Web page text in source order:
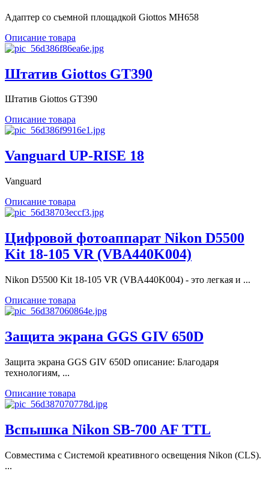
Адаптер со съемной площадкой Giottos MH658
Описание товара
Штатив Giottos GT390
Штатив Giottos GT390
Описание товара
Vanguard UP-RISE 18
Vanguard
Описание товара
Цифровой фотоаппарат Nikon D5500
Kit 18-105 VR (VBA440K004)
Nikon D5500 Kit 18-105 VR (VBA440K004) - это легкая и ...
Описание товара
Защита экрана GGS GIV 650D
Защита экрана GGS GIV 650D описание: Благодаря
технологиям, ...
Описание товара
Вспышка Nikon SB-700 AF TTL
Совместима с Системой креативного освещения Nikon (CLS).
...